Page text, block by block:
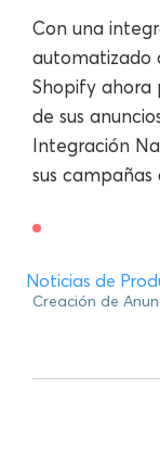
Con una
automatizado
Shopify ahora
de sus
Integración
sus campañas
Noticias de
Creación de